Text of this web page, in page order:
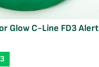
Glow C-Line FD3 Alert
3